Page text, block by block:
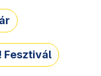
Fesztivál